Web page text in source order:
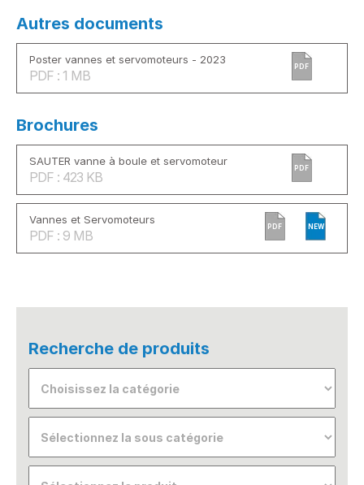
Autres documents
Poster vannes et servomoteurs - 2023
PDF : 1 MB
PDF
Brochures
SAUTER vanne à boule et servomoteur
PDF : 423 KB
PDF
Vannes et Servomoteurs
PDF : 9 MB
PDF NEW
Recherche de produits